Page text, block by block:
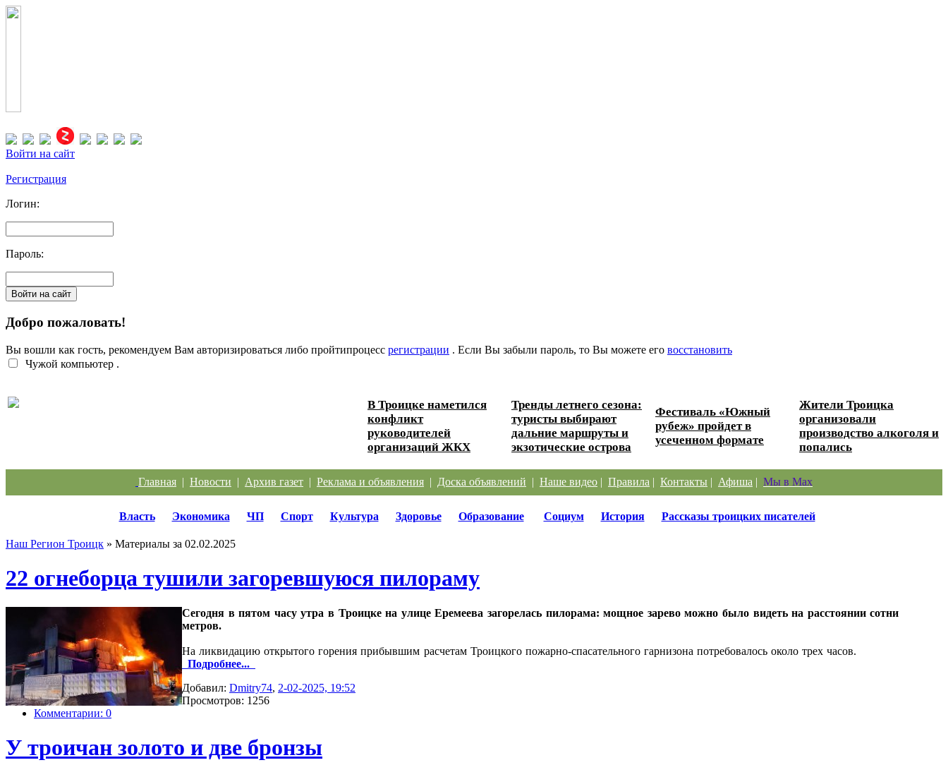
Войти на сайт
Регистрация
Логин:
Пароль:
Добро пожаловать!
Вы вошли как гость, рекомендуем Вам авторизироваться либо пройтипроцесс регистрации . Если Вы забыли пароль, то Вы можете его восстановить
Чужой компьютер .
В Троицке наметился
конфликт
руководителей
организаций ЖКХ
Тренды летнего сезона:
туристы выбирают
дальние маршруты и
экзотические острова
Фестиваль «Южный
рубеж» пройдет в
усеченном формате
Жители Троицка
организовали
производство алкоголя и
попались
Главная | Новости | Архив газет | Реклама и объявления | Доска объявлений | Наше видео | Правила | Контакты | Афиша | Мы в Max
Власть Экономика ЧП Спорт Культура Здоровье Образование Социум История Рассказы троицких писателей
Наш Регион Троицк » Материалы за 02.02.2025
22 огнеборца тушили загоревшуюся пилораму
Сегодня в пятом часу утра в Троицке на улице Еремеева загорелась пилорама: мощное зарево можно было видеть на расстоянии сотни
метров.
На ликвидацию открытого горения прибывшим расчетам Троицкого пожарно-спасательного гарнизона потребовалось около трех часов.
Подробнее...
Добавил: Dmitry74, 2-02-2025, 19:52
Просмотров: 1256
Комментарии: 0
У троичан золото и две бронзы